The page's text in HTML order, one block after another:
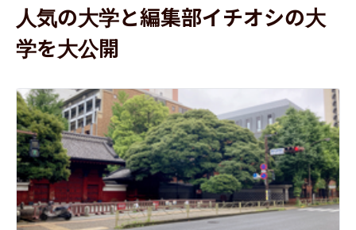
人気の大学と編集部イチオシの大
学を大公開